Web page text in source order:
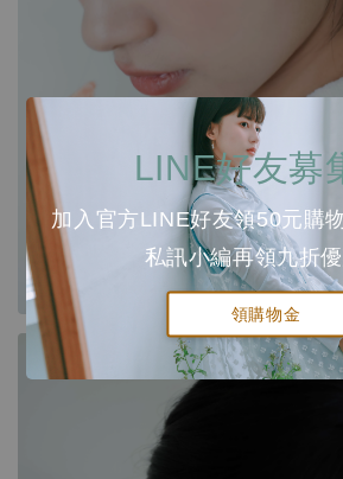
LINE好友募
加入官方LINE好友領50元購
私訊小編再領九折
領購物金